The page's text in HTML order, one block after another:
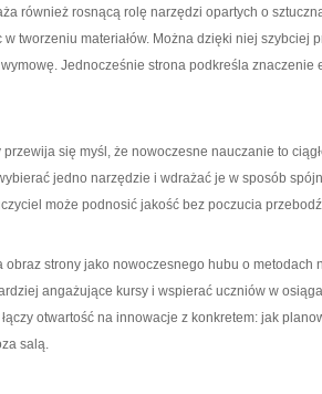
również rosnącą rolę narzędzi opartych o
tworzeniu materiałów. Można dzięki niej szybciej
Jednocześnie strona podkreśla znaczenie
przewija się myśl, że nowoczesne nauczanie to
jedno narzędzie i wdrażać je w sposób
może podnosić jakość bez poczucia
obraz strony jako nowoczesnego hubu o
angażujące kursy i wspierać uczniów w
otwartość na innowacje z konkretem: jak
salą.